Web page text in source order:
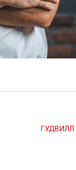
ГУДВИЛЛ